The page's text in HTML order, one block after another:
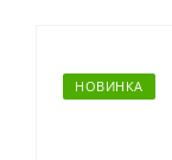
НОВИНКА